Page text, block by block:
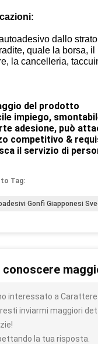
dallo
quale la borsa,
la cancelleria,
del prodotto
impiego,
adesione, può
competitivo &
il servizio di
Tag:
Gonfi Giapponesi
conoscere
interessato a
inviarmi maggiori
la tua risposta.